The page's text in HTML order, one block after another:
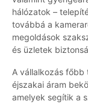
hálózatok –
továbbá a
megoldások
és üzletek
A vállalkozás
éjszakai áram
amelyek segítik a